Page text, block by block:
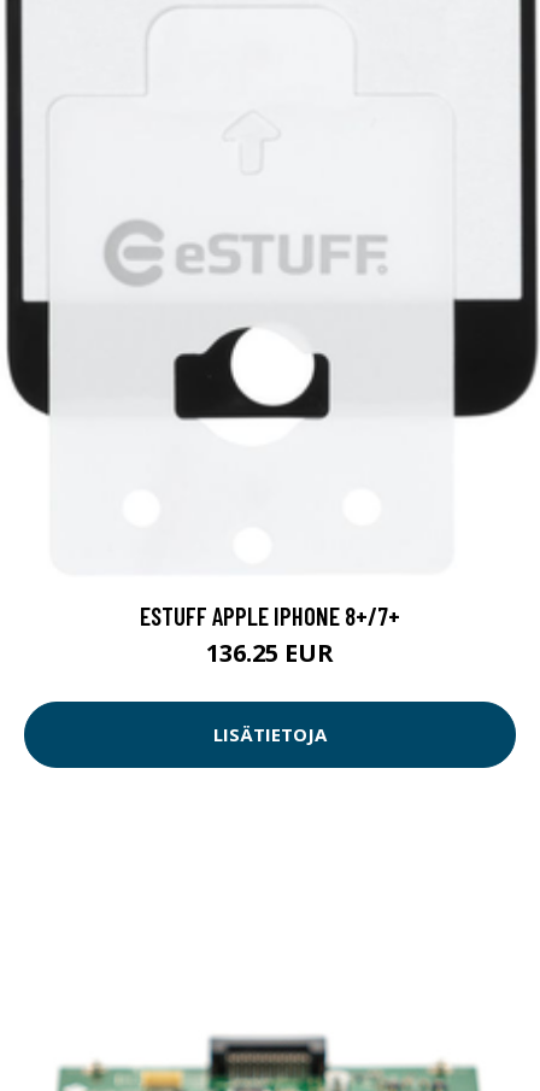
ESTUFF APPLE IPHONE 8+/7+
136.25 EUR
LISÄTIETOJA